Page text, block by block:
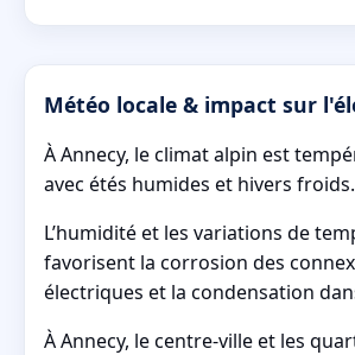
Météo locale & impact sur
À Annecy, le climat alpin est
avec étés humides et hivers froids.
L’humidité et les variations de
favorisent la corrosion des
électriques et la condensation
À Annecy, le centre-ville et les